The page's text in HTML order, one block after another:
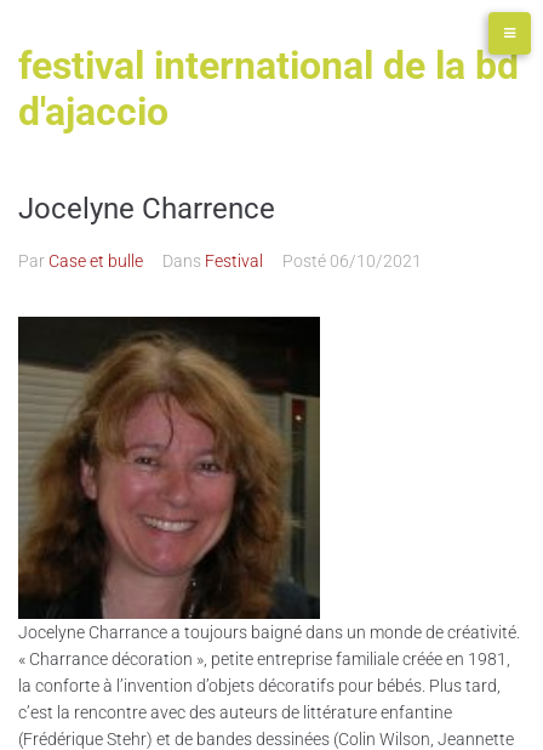
festival international de la bd
d'ajaccio
Jocelyne Charrence
Par Case et bulle Dans Festival Posté 06/10/2021
Jocelyne Charrance a toujours baigné dans un monde de créativité.
« Charrance décoration », petite entreprise familiale créée en 1981,
la conforte à l’invention d’objets décoratifs pour bébés. Plus tard,
c’est la rencontre avec des auteurs de littérature enfantine
(Frédérique Stehr) et de bandes dessinées (Colin Wilson, Jeannette